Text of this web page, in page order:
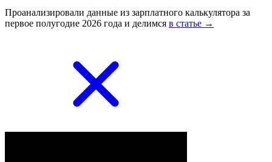
Проанализировали данные из зарплатного калькулятора за
первое полугодие 2026 года и делимся в статье →